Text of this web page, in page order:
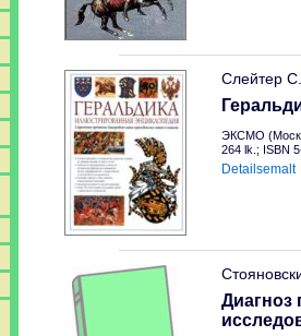
Слейтер С.
ЭКСМО
264 lk.; ISBN
Detailsemalt
Диагноз